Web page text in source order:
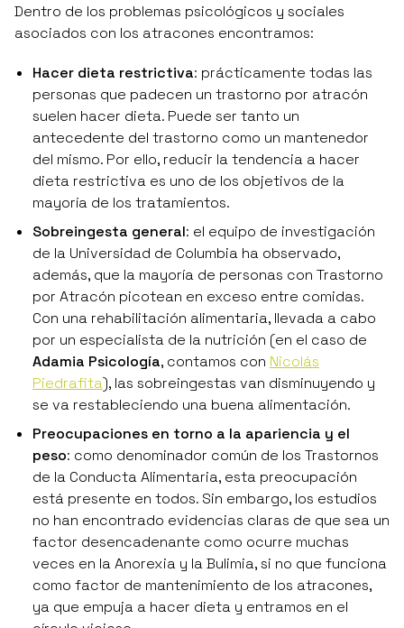
Dentro de los problemas psicológicos y sociales
asociados con los atracones encontramos:
Hacer dieta restrictiva: prácticamente todas las
personas que padecen un trastorno por atracón
suelen hacer dieta. Puede ser tanto un
antecedente del trastorno como un mantenedor
del mismo. Por ello, reducir la tendencia a hacer
dieta restrictiva es uno de los objetivos de la
mayoría de los tratamientos.
Sobreingesta general: el equipo de investigación
de la Universidad de Columbia ha observado,
además, que la mayoría de personas con Trastorno
por Atracón picotean en exceso entre comidas.
Con una rehabilitación alimentaria, llevada a cabo
por un especialista de la nutrición (en el caso de
Adamia Psicología, contamos con Nicolás
Piedrafita), las sobreingestas van disminuyendo y
se va restableciendo una buena alimentación.
Preocupaciones en torno a la apariencia y el
peso: como denominador común de los Trastornos
de la Conducta Alimentaria, esta preocupación
está presente en todos. Sin embargo, los estudios
no han encontrado evidencias claras de que sea un
factor desencadenante como ocurre muchas
veces en la Anorexia y la Bulimia, si no que funciona
como factor de mantenimiento de los atracones,
ya que empuja a hacer dieta y entramos en el